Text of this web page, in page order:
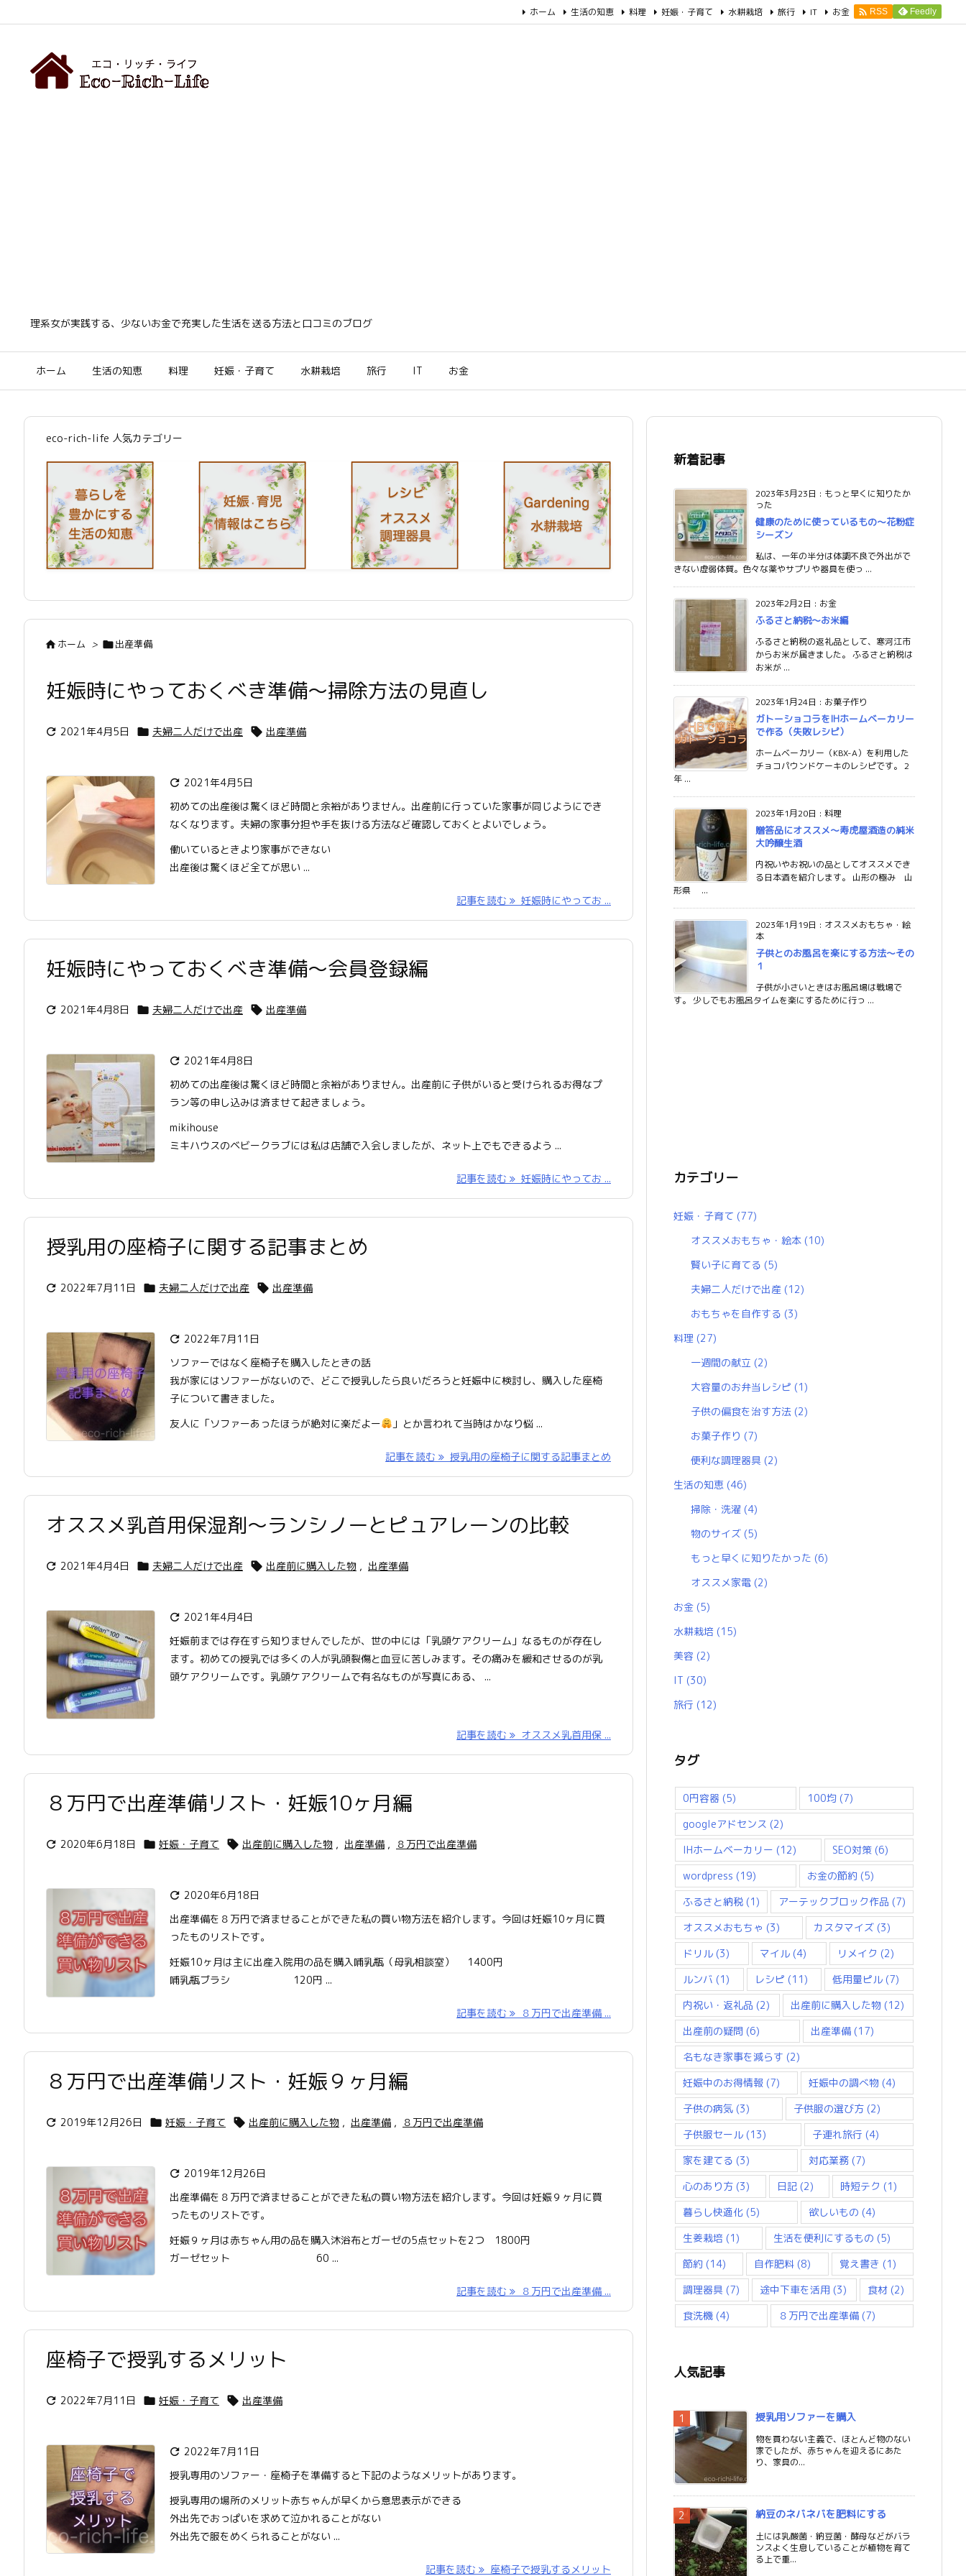
理系女が実践する、少ないお金で充実した生活を送る方法と口コミのブログ
ホーム 生活の知恵 料理 妊娠・子育て 水耕栽培 旅行 IT お金
ホーム 生活の知恵 料理 妊娠・子育て 水耕栽培 旅行 IT お金  RSS Feedly
eco-rich-life 人気カテゴリー
ホーム > 出産準備
妊娠時にやっておくべき準備〜掃除方法の見直し
 2021年4月5日  夫婦二人だけで出産  出産準備
 2021年4月5日
初めての出産後は驚くほど時間と余裕がありません。出産前に行っていた家事が同じようにでき
なくなります。夫婦の家事分担や手を抜ける方法など確認しておくとよいでしょう。
働いているときより家事ができない
出産後は驚くほど全てが思い ...
記事を読む 妊娠時にやってお ...
妊娠時にやっておくべき準備〜会員登録編
 2021年4月8日  夫婦二人だけで出産  出産準備
 2021年4月8日
初めての出産後は驚くほど時間と余裕がありません。出産前に子供がいると受けられるお得なプ
ラン等の申し込みは済ませて起きましょう。
mikihouse
ミキハウスのベビークラブには私は店舗で入会しましたが、ネット上でもできるよう ...
記事を読む 妊娠時にやってお ...
授乳用の座椅子に関する記事まとめ
 2022年7月11日  夫婦二人だけで出産  出産準備
 2022年7月11日
ソファーではなく座椅子を購入したときの話
我が家にはソファーがないので、どこで授乳したら良いだろうと妊娠中に検討し、購入した座椅
子について書きました。
友人に「ソファーあったほうが絶対に楽だよー
」とか言われて当時はかなり悩 ...
記事を読む 授乳用の座椅子に関する記事まとめ
オススメ乳首用保湿剤〜ランシノーとピュアレーンの比較
 2021年4月4日  夫婦二人だけで出産  出産前に購入した物 , 出産準備
 2021年4月4日
妊娠前までは存在すら知りませんでしたが、世の中には「乳頭ケアクリーム」なるものが存在し
ます。初めての授乳では多くの人が乳頭裂傷と血豆に苦しみます。その痛みを緩和させるのが乳
頭ケアクリームです。乳頭ケアクリームで有名なものが写真にある、 ...
記事を読む オススメ乳首用保 ...
８万円で出産準備リスト・妊娠10ヶ月編
 2020年6月18日  妊娠・子育て  出産前に購入した物 , 出産準備 , ８万円で出産準備
 2020年6月18日
出産準備を８万円で済ませることができた私の買い物方法を紹介します。今回は妊娠10ヶ月に買
ったものリストです。
妊娠10ヶ月は主に出産入院用の品を購入哺乳瓶（母乳相談室） 1400円
哺乳瓶ブラシ 120円 ...
記事を読む ８万円で出産準備 ...
８万円で出産準備リスト・妊娠９ヶ月編
 2019年12月26日  妊娠・子育て  出産前に購入した物 , 出産準備 , ８万円で出産準備
 2019年12月26日
出産準備を８万円で済ませることができた私の買い物方法を紹介します。今回は妊娠９ヶ月に買
ったものリストです。
妊娠９ヶ月は赤ちゃん用の品を購入沐浴布とガーゼの5点セットを2つ 1800円
ガーゼセット 60 ...
記事を読む ８万円で出産準備 ...
座椅子で授乳するメリット
 2022年7月11日  妊娠・子育て  出産準備
 2022年7月11日
授乳専用のソファー・座椅子を準備すると下記のようなメリットがあります。
授乳専用の場所のメリット赤ちゃんが早くから意思表示ができる
外出先でおっぱいを求めて泣かれることがない
外出先で服をめくられることがない ...
記事を読む 座椅子で授乳するメリット
新着記事
2023年3月23日 : もっと早くに知りたか
った
健康のために使っているもの〜花粉症
シーズン
私は、一年の半分は体調不良で外出がで
きない虚弱体質。色々な薬やサプリや器具を使っ ...
2023年2月2日 : お金
ふるさと納税〜お米編
ふるさと納税の返礼品として、寒河江市
からお米が届きました。 ふるさと納税は
お米が ...
2023年1月24日 : お菓子作り
ガトーショコラをIHホームベーカリー
で作る（失敗レシピ）
ホームベーカリー（KBX-A）を利用した
チョコパウンドケーキのレシピです。 2
年 ...
2023年1月20日 : 料理
贈答品にオススメ〜寿虎屋酒造の純米
大吟醸生酒
内祝いやお祝いの品としてオススメでき
る日本酒を紹介します。 山形の極み 山
形県 ...
2023年1月19日 : オススメおもちゃ・絵
本
子供とのお風呂を楽にする方法〜その
１
子供が小さいときはお風呂場は戦場で
す。 少しでもお風呂タイムを楽にするために行っ ...
カテゴリー
妊娠・子育て (77)
オススメおもちゃ・絵本 (10)
賢い子に育てる (5)
夫婦二人だけで出産 (12)
おもちゃを自作する (3)
料理 (27)
一週間の献立 (2)
大容量のお弁当レシピ (1)
子供の偏食を治す方法 (2)
お菓子作り (7)
便利な調理器具 (2)
生活の知恵 (46)
掃除・洗濯 (4)
物のサイズ (5)
もっと早くに知りたかった (6)
オススメ家電 (2)
お金 (5)
水耕栽培 (15)
美容 (2)
IT (30)
旅行 (12)
タグ
0円容器 (5) 100均 (7)
googleアドセンス (2)
IHホームベーカリー (12) SEO対策 (6)
wordpress (19) お金の節約 (5)
ふるさと納税 (1) アーテックブロック作品 (7)
オススメおもちゃ (3) カスタマイズ (3)
ドリル (3) マイル (4) リメイク (2)
ルンバ (1) レシピ (11) 低用量ピル (7)
内祝い・返礼品 (2) 出産前に購入した物(12)
出産前の疑問 (6) 出産準備(17)
名もなき家事を減らす (2)
妊娠中のお得情報 (7) 妊娠中の調べ物 (4)
子供の病気 (3) 子供服の選び方 (2)
子供服セール (13) 子連れ旅行 (4)
家を建てる (3) 対応業務 (7)
心のあり方 (3) 日記(2) 時短テク (1)
暮らし快適化 (5) 欲しいもの (4)
生姜栽培 (1) 生活を便利にするもの (5)
節約 (14) 自作肥料 (8) 覚え書き (1)
調理器具 (7) 途中下車を活用 (3) 食材(2)
食洗機 (4) ８万円で出産準備 (7)
人気記事
授乳用ソファーを購入
物を買わない主義で、ほとんど物のない
家でしたが、赤ちゃんを迎えるにあた
り、家具の...
納豆のネバネバを肥料にする
土には乳酸菌・納豆菌・酵母などがバラ
ンスよく生息していることが植物を育て
る上で重...